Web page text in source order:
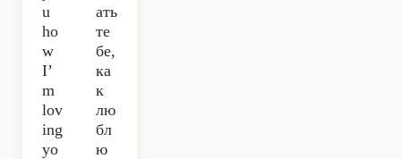
u
ho
w
I’
m
lov
ing
yo
ать
те
бе,
ка
к
лю
бл
ю